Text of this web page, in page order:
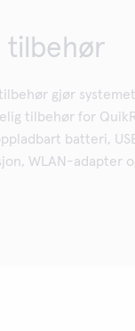
tilbehør
gjør
tilbehør for
batteri,
WLAN-adapter